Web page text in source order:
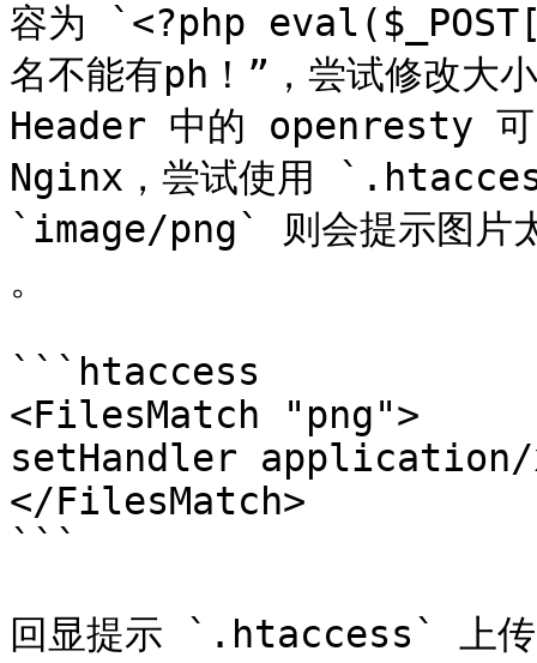
容为 `<?php
名不能有ph！”，尝试修改大
Header 中的 openresty 可
Nginx，尝试使用
`image/png` 则会提示图片
。
```htaccess
<FilesMatch "png">
setHandler
</FilesMatch>
```
回显提示 `.htaccess` 上传